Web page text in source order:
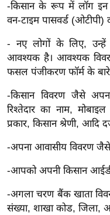
त
टो
व
र्ल्ड
न्यू
ज
ब्री
नो
ज
-किसान के रूप में लॉग
वन-टाइम पासवर्ड (ओटीपी)
- नए लोगों के लिए,
आवश्यक है। आवश्यक
फसल पंजीकरण फॉर्म के बारे
-किसान विवरण जैसे
रिश्तेदार का नाम,
प्रकार, किसान श्रेणी, आदि
-अपना आवासीय विवरण जैसे
-आपको अपनी किसान
-अगला चरण बैंक खाता
संख्या, शाखा कोड, जिला,